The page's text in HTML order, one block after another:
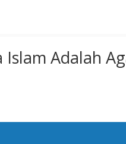
Adalah